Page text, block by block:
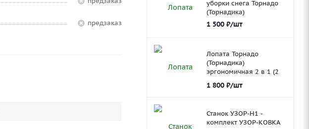
Предзаказ
уборки снега Торнадо
(Торнадика)
1 500₽/шт
Лопата Торнадо
(Торнадика)
эргономичная 2 в 1 (2
1 800₽/шт
Станок УЗОР-Н1 -
комплект УЗОР-КОВКА